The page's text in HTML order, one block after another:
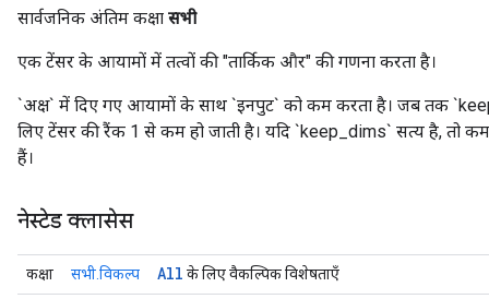
सार्वजनिक अंतिम कक्षा सभी
एक टेंसर के आयामों में तत्वों की "तार्किक और" की गणना करता है।
`अक्ष` में दिए गए आयामों के साथ `इनपुट` को कम करता है। जब तक
लिए टेंसर की रैंक 1 से कम हो जाती है। यदि `keep_dims` सत्य है, तो
हैं।
नेस्टेड क्लासेस
कक्षा सभी.विकल्प All के लिए वैकल्पिक विशेषताएँ